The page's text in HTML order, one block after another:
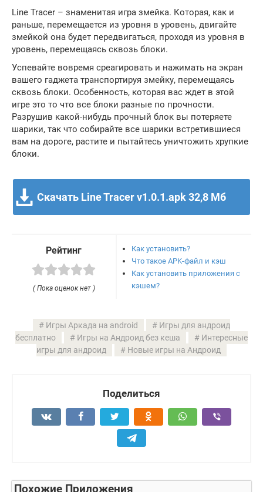
Line Tracer – знаменитая игра змейка. Которая, как и
раньше, перемещается из уровня в уровень, двигайте
змейкой она будет передвигаться, проходя из уровня в
уровень, перемещаясь сквозь блоки.
Успевайте вовремя среагировать и нажимать на экран
вашего гаджета транспортируя змейку, перемещаясь
сквозь блоки. Особенность, которая вас ждет в этой
игре это то что все блоки разные по прочности.
Разрушив какой-нибудь прочный блок вы потеряете
шарики, так что собирайте все шарики встретившиеся
вам на дороге, растите и пытайтесь уничтожить хрупкие
блоки.
Скачать Line Tracer v1.0.1.apk32,8 Мб
Рейтинг
( Пока оценок нет )
Как установить?
Что такое APK-файл и кэш
Как установить приложения с
кэшем?
Игры Аркада на android
Игры для андроид
бесплатно
Игры на Андроид без кеша
Интересные
игры для андроид
Новые игры на Андроид
Поделиться
Похожие Приложения